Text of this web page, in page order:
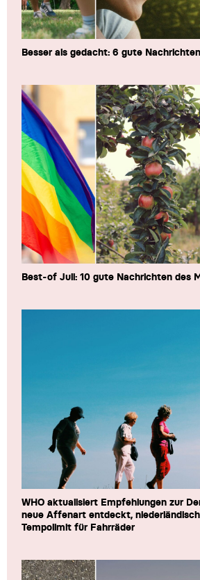
Besser als gedacht: 6 gute
Best-of Juli: 10 gute Nachrichten des
WHO aktualisiert Empfehlungen zur
neue Affenart entdeckt,
Tempolimit für Fahrräder